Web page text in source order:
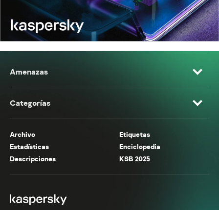
Amenazas
Categorías
Archivo
Etiquetas
Estadísticas
Enciclopedia
Descripciones
KSB 2025